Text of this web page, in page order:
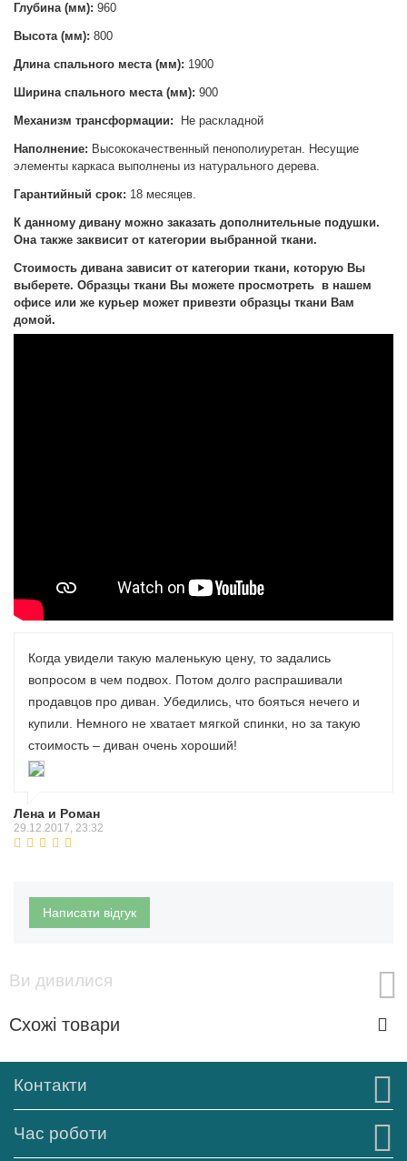
Глубина (мм): 960
Высота (мм): 800
Длина спального места (мм): 1900
Ширина спального места (мм): 900
Механизм трансформации: Не раскладной
Наполнение: Высококачественный пенополиуретан. Несущие
элементы каркаса выполнены из натурального дерева.
Гарантийный срок: 18 месяцев.
К данному дивану можно заказать дополнительные подушки.
Она также заквисит от категории выбранной ткани.
Стоимость дивана зависит от категории ткани, которую Вы
выберете. Образцы ткани Вы можете просмотреть в нашем
офисе или же курьер может привезти образцы ткани Вам
домой.
Когда увидели такую маленькую цену, то задались
вопросом в чем подвох. Потом долго распрашивали
продавцов про диван. Убедились, что бояться нечего и
купили. Немного не хватает мягкой спинки, но за такую
стоимость – диван очень хороший!
Лена и Роман
29.12.2017, 23:32
Написати відгук
Ви дивилися
Схожі товари
Контакти
Час роботи